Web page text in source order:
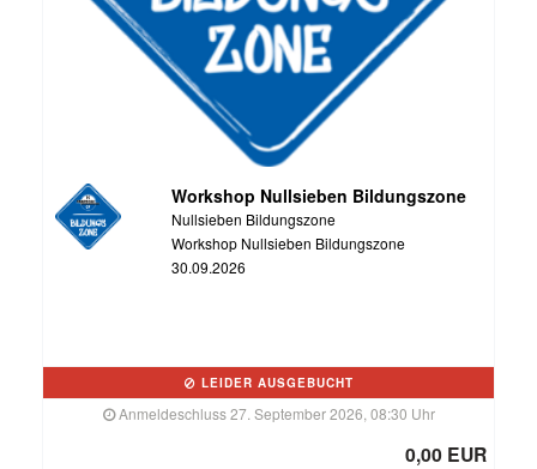
Workshop Nullsieben Bildungszone
Nullsieben Bildungszone
Workshop Nullsieben Bildungszone
30.09.2026
LEIDER AUSGEBUCHT
Anmeldeschluss 27. September 2026, 08:30 Uhr
0,00 EUR